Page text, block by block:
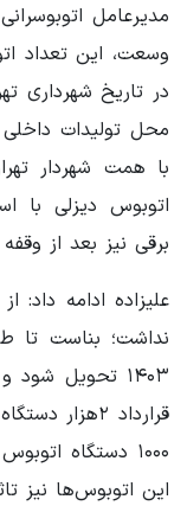
مدیرعامل
وسعت، این تعداد
با همت شهردار
برقی نیز بعد از
علیزاده ادامه
نداشت؛ بناست تا
۱۴۰۳ تحویل
۱۰۰۰ دستگاه
این اتوبوس‌ها نیز